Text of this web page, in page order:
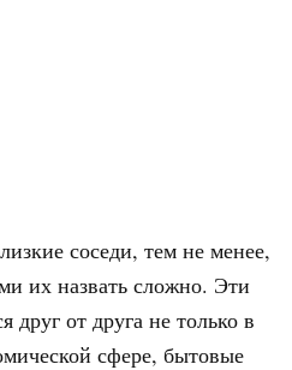
соседи, тем не менее,
их назвать сложно. Эти
друг от друга не только в
сфере, бытовые